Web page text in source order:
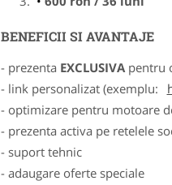
BENEFICII SI AVANTAJE
- prezenta EXCLUSIVApentru
- link personalizat (exemplu:
- optimizare pentru motoare
- prezenta activa pe retelele
- suport tehnic
- adaugare oferte speciale